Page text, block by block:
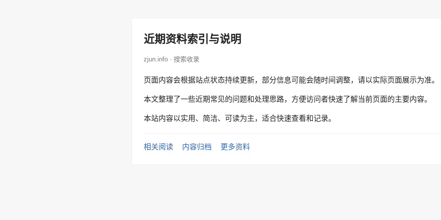
近期资料索引与说明
zjun.info · 搜索收录
页面内容会根据站点状态持续更新，部分信息可能会随时间调整，请以实际页面展示为准。
本文整理了一些近期常见的问题和处理思路，方便访问者快速了解当前页面的主要内容。
本站内容以实用、简洁、可读为主，适合快速查看和记录。
相关阅读 内容归档 更多资料